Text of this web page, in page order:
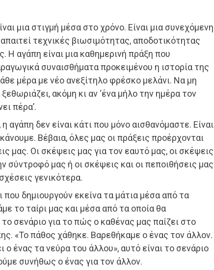
μια στιγμή μέσα στο χρόνο. Είναι μια συνεχόμενη
τεχνικές βιωσιμότητας, αποδοτικότητας
Η αγάπη είναι μια καθημερινή πράξη που
συναισθήματα προκειμένου η ιστορία της
μέρα με νέο ανεξίτηλο φρέσκο μελάνι. Να μη
ακόμη κι αν ‘ένα μήλο την ημέρα τον
πέρα’.
αγάπη δεν είναι κάτι που μόνο αισθανόμαστε. Είναι
Βέβαια, όλες μας οι πράξεις προέρχονται
μας. Οι σκέψεις μας για τον εαυτό μας, οι σκέψεις
σύντροφό μας ή οι σκέψεις και οι πεποιθήσεις μας
γενικότερα.
που δημιουργούν εκείνα τα μάτια μέσα από τα
το ταίρι μας και μέσα από τα οποία θα
σενάριο για το πώς ο καθένας μας παίζει στο
«Το πάθος χάθηκε. Βαρεθήκαμε ο ένας τον άλλον.
ο ένας τα νεύρα του άλλου», αυτό είναι το σενάριο
συνήθως ο ένας για τον άλλον.